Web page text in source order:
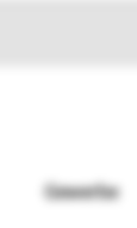
Gewerbe